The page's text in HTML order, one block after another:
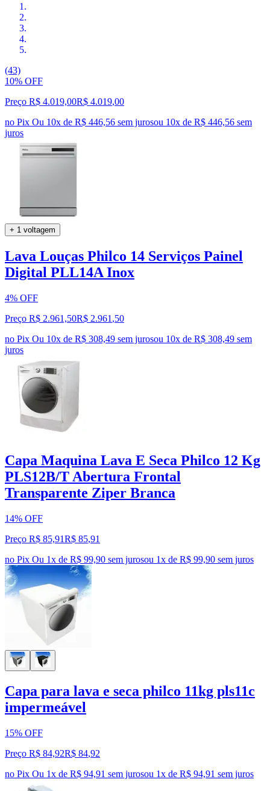
(43)
10% OFF
Preço R$ 4.019,00R$ 4.019,00
no Pix Ou 10x de R$ 446,56 sem jurosou 10x de R$ 446,56 sem
juros
+ 1 voltagem
Lava Louças Philco 14 Serviços Painel
Digital PLL14A Inox
4% OFF
Preço R$ 2.961,50R$ 2.961 ,50
no Pix Ou 10x de R$ 308,49 sem jurosou 10x de R$ 308,49 sem
juros
Capa Maquina Lava E Seca Philco 12 Kg
PLS12B/T Abertura Frontal
Transparente Ziper Branca
14% OFF
Preço R$ 85,91R$ 85,91
no Pix Ou 1x de R$ 99,90 sem jurosou 1x de R$ 99,90 sem juros
Capa para lava e seca philco 11kg pls11c
impermeável
15% OFF
Preço R$ 84,92R$ 84,92
no Pix Ou 1x de R$ 94,91 sem jurosou 1x de R$ 94,91 sem juros